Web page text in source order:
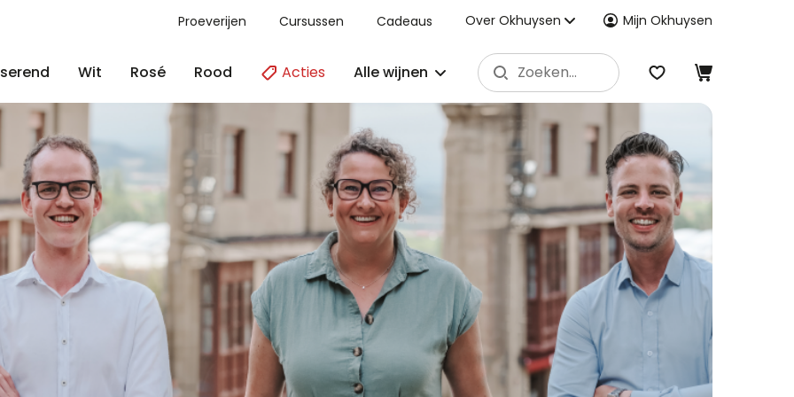
Proeverijen Cursussen Cadeaus Over Okhuysen Mijn Okhuysen
Wit Rosé Rood Acties Alle wijnen